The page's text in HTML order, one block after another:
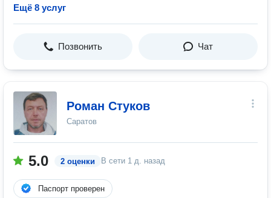
Ещё 8 услуг
Позвонить Чат
Роман Стуков
Саратов
5.0 2 оценки В сети 1 д. назад
Паспорт проверен